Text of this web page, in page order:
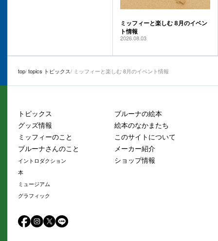
ミッフィーと楽しむ 8月のイベン
ト情報
2026.08.03
top topics トピックス ミッフィーと楽しむ 8月のイベント情報
トピックス
グッズ情報
ミッフィーのこと
ブルーナさんのこと
イントロダクション
本
ミュージアム
グラフィック
ブルーナの絵本
絵本のなかまたち
このサイトについて
メーカー紹介
ショップ情報